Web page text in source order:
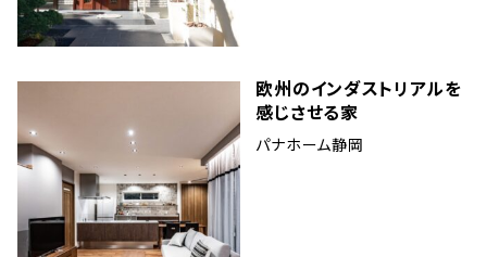
欧州のインダストリアルを
感じさせる家
パナホーム静岡